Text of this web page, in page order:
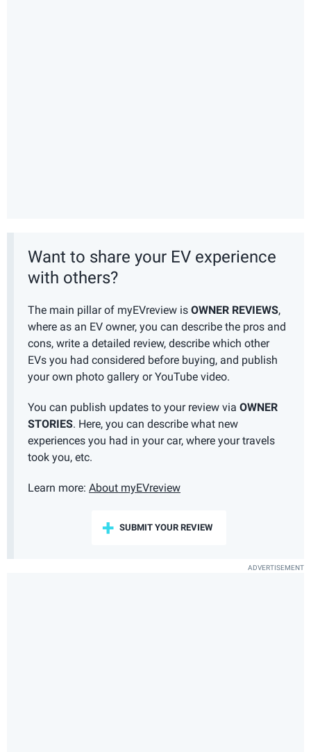
Want to share your EV experience
with others?
The main pillar of myEVreview is OWNER REVIEWS,
where as an EV owner, you can describe the pros and
cons, write a detailed review, describe which other
EVs you had considered before buying, and publish
your own photo gallery or YouTube video.
You can publish updates to your review via OWNER
STORIES. Here, you can describe what new
experiences you had in your car, where your travels
took you, etc.
Learn more: About myEVreview
SUBMIT YOUR REVIEW